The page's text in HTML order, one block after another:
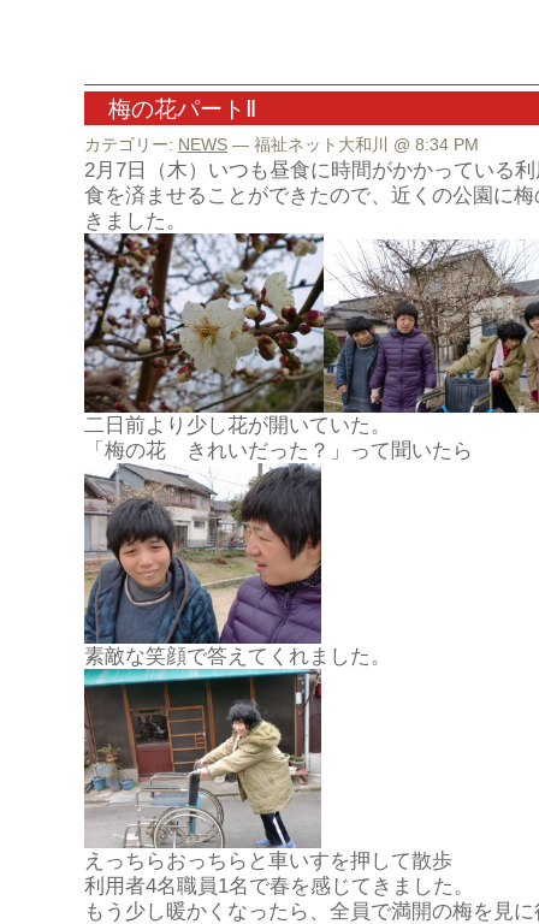
梅の花パートⅡ
カテゴリー: NEWS — 福祉ネット大和川 @ 8:34 PM
2月7日（木）いつも昼食に時間がかかっている
食を済ませることができたので、近くの公園に
きました。
二日前より少し花が開いていた。
「梅の花 きれいだった？」って聞いたら
素敵な笑顔で答えてくれました。
えっちらおっちらと車いすを押して散歩
利用者4名職員1名で春を感じてきました。
もう少し暖かくなったら、全員で満開の梅を見